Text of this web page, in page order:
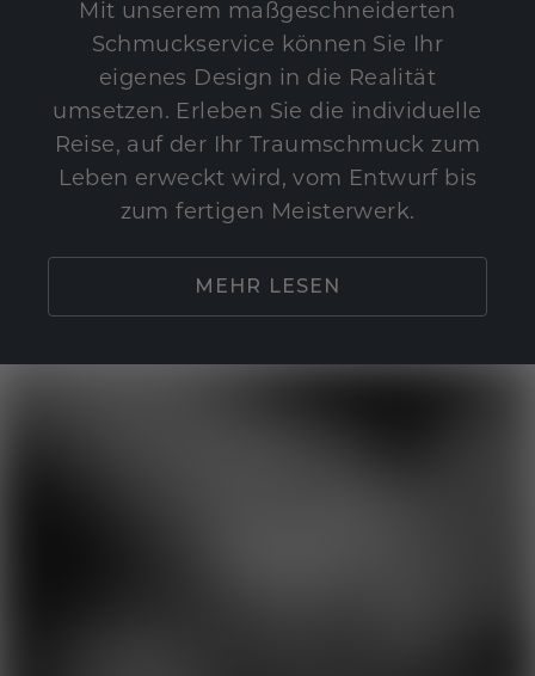
Mit unserem maßgeschneiderten
Schmuckservice können Sie Ihr
eigenes Design in die Realität
umsetzen. Erleben Sie die individuelle
Reise, auf der Ihr Traumschmuck zum
Leben erweckt wird, vom Entwurf bis
zum fertigen Meisterwerk.
MEHR LESEN